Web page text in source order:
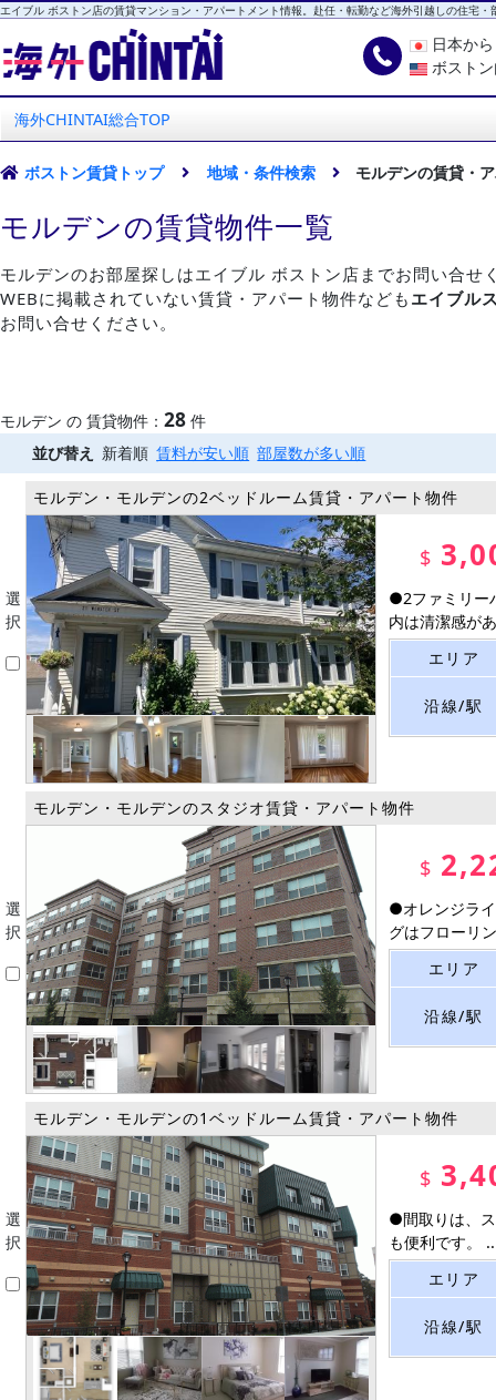
エイブル ボストン店の賃貸マンション・アパートメント情報。赴任・転勤など海外引越しの住宅・
海外CHINTAI
エイブル ボストン店
日本か
ボスト
海外CHINTAI総合TOP
ボストン賃貸トップ 地域・条件検索 モルデンの賃貸・
モルデンの賃貸物件一覧
モルデンのお部屋探しはエイブル ボストン店までお問い合せ
WEBに掲載されていない賃貸・アパート物件なども エイブル
お問い合せください。
モルデン の 賃貸物件： 28 件
並び替え
新着順 賃料が安い順 部屋数が多い順
選
択
モルデン・モルデンの2ベッドルーム賃貸・アパート物件
$
●2ファミリー
内は清潔感が
エリア
沿線/駅
選
択
モルデン・モルデンのスタジオ賃貸・アパート物件
$
●オレンジラ
グはフローリ
エリア
沿線/駅
選
択
モルデン・モルデンの1ベッドルーム賃貸・アパート物件
$
●間取りは、
も便利です。
エリア
沿線/駅